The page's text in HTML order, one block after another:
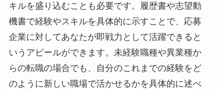
キルを盛り込むことも必要です。履歴書や志望動
機書で経験やスキルを具体的に示すことで、応募
企業に対してあなたが即戦力として活躍できると
いうアピールができます。未経験職種や異業種か
らの転職の場合でも、自分のこれまでの経験をど
のように新しい職場で活かせるかを具体的に述べ